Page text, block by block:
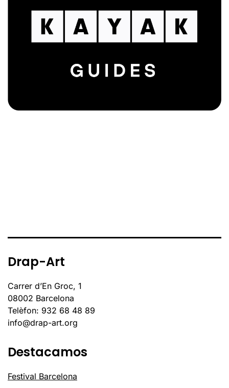
Drap-Art
Carrer d’En Groc, 1
08002 Barcelona
Telèfon: 932 68 48 89
info@drap-art.org
Destacamos
Festival Barcelona